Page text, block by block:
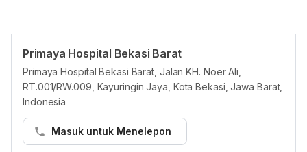
Primaya Hospital Bekasi Barat
Primaya Hospital Bekasi Barat, Jalan KH. Noer Ali,
RT.001/RW.009, Kayuringin Jaya, Kota Bekasi, Jawa Barat,
Indonesia
Masuk untuk Menelepon
Panduan Pasien
Pasien dapat membuat janji temu di Primaya Hospital Bekasi
Barat di platform Hello Sehat melalui cara berikut:
Langkah 1:
• Buka https://hellosehat.com/care/ dan klik “Booking dokter”